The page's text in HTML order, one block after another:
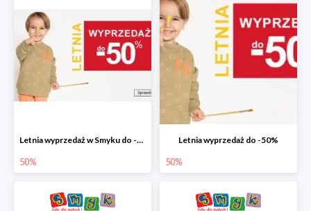
Letnia wyprzedaż w Smyku do -50%
50%
Letnia wyprzedaż do -50%
50%